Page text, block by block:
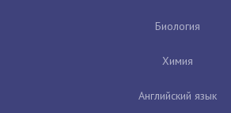
Биология
Химия
Английский язык